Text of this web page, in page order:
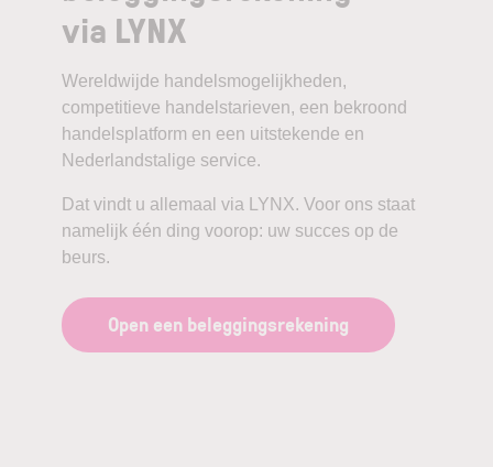
via LYNX
Wereldwijde handelsmogelijkheden,
competitieve handelstarieven, een bekroond
handelsplatform en een uitstekende en
Nederlandstalige service.
Dat vindt u allemaal via LYNX. Voor ons staat
namelijk één ding voorop: uw succes op de
beurs.
Open een beleggingsrekening